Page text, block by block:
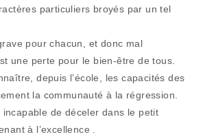
particuliers broyés par un tel
pour chacun, et donc mal
une perte pour le bien-être de tous.
depuis l’école, les capacités des
la communauté à la régression.
de déceler dans le petit
à l’excellence .